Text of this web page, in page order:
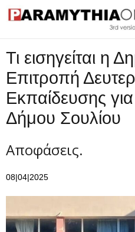
Επικοινωνία
Τι εισηγείται η
Επιτροπή
Εκπαίδευσης
Δήμου Σουλίου
Αποφάσεις.
08|04|2025